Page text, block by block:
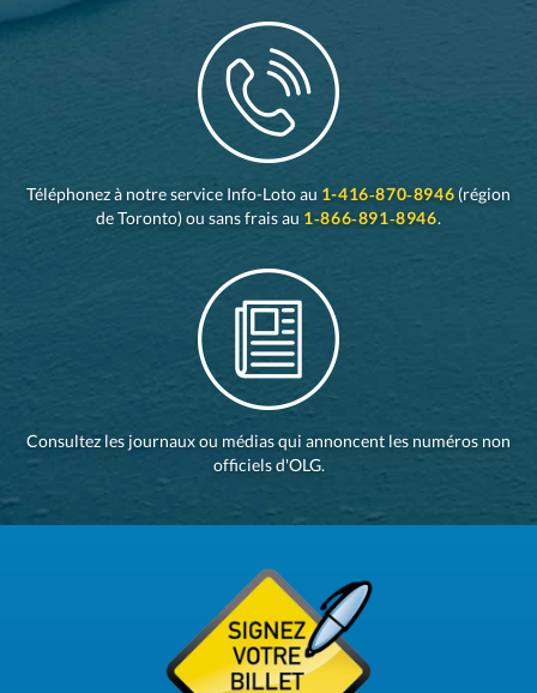
Téléphonez à notre service Info-Loto au 1-416‑870‑8946 (région
de Toronto) ou sans frais au 1‑866‑891‑8946.
Consultez les journaux ou médias qui annoncent les numéros non
officiels d'OLG.